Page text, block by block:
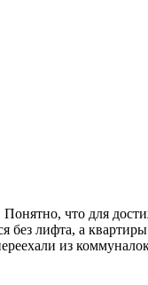
Понятно, что для
без лифта, а
из